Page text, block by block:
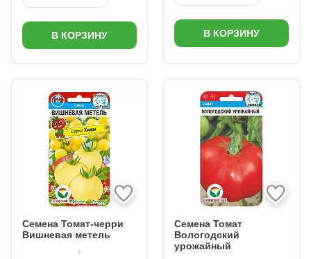
В КОРЗИНУ В КОРЗИНУ
Семена Томат-черри
Вишневая метель
Семена Томат
Вологодский
урожайный